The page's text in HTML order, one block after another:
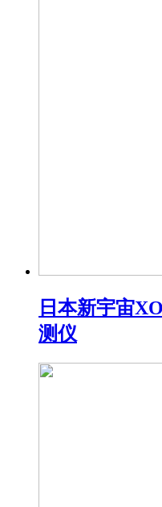
日本新宇宙
测仪